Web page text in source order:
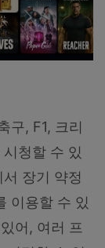
구, F1, 크리
청할 수 있
장기 약정
이용할 수 있
어, 여러 프